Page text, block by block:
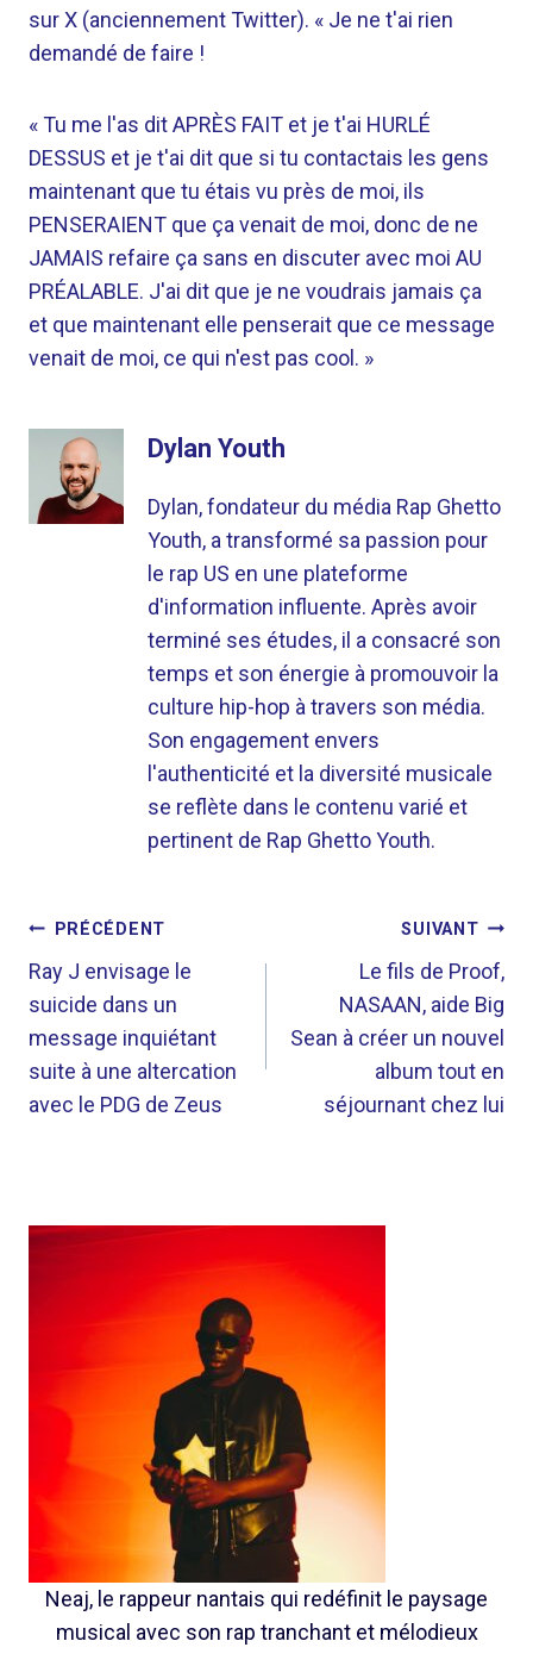
sur X (anciennement Twitter). « Je ne t'ai rien
demandé de faire !
« Tu me l'as dit APRÈS FAIT et je t'ai HURLÉ
DESSUS et je t'ai dit que si tu contactais les gens
maintenant que tu étais vu près de moi, ils
PENSERAIENT que ça venait de moi, donc de ne
JAMAIS refaire ça sans en discuter avec moi AU
PRÉALABLE. J'ai dit que je ne voudrais jamais ça
et que maintenant elle penserait que ce message
venait de moi, ce qui n'est pas cool. »
Dylan Youth
Dylan, fondateur du média Rap Ghetto
Youth, a transformé sa passion pour
le rap US en une plateforme
d'information influente. Après avoir
terminé ses études, il a consacré son
temps et son énergie à promouvoir la
culture hip-hop à travers son média.
Son engagement envers
l'authenticité et la diversité musicale
se reflète dans le contenu varié et
pertinent de Rap Ghetto Youth.
NAVIGATION
DE
L’ARTICLE
PRÉCÉDENT
Ray J envisage le
suicide dans un
message inquiétant
suite à une altercation
avec le PDG de Zeus
SUIVANT
Le fils de Proof,
NASAAN, aide Big
Sean à créer un nouvel
album tout en
séjournant chez lui
Neaj, le rappeur nantais qui redéfinit le paysage
musical avec son rap tranchant et mélodieux